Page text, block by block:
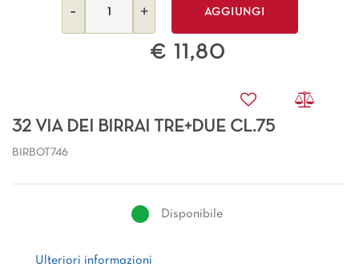
AGGIUNGI
€ 11,80
32 VIA DEI BIRRAI TRE+DUE CL.75
BIRBOT746
Disponibile
Ulteriori informazioni
Ulteriori informazioni